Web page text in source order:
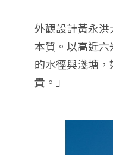
外觀設計黃永
本質。以高近
的水徑與淺塘
貴。」